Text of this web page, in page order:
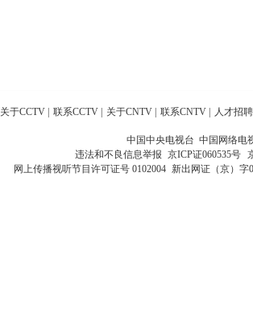
关于CCTV 联系CCTV 关于CNTV 联系CNTV 人才招聘
中国中央电视台 中国网络电
违法和不良信息举报 京ICP证060535号
网上传播视听节目许可证号 0102004 新出网证（京）